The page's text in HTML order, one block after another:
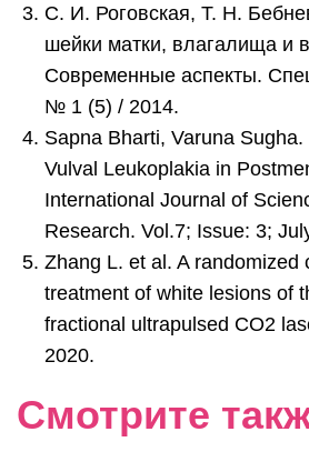
С. И. Роговская, Т. Н.
шейки матки, влагалища и
Современные аспекты.
№ 1 (5) / 2014.
Sapna Bharti, Varuna
Vulval Leukoplakia in
International Journal of
Research. Vol.7; Issue: 3;
Zhang L. et al. A randomized
treatment of white lesions of
fractional ultrapulsed CO2
2020.
Смотрите